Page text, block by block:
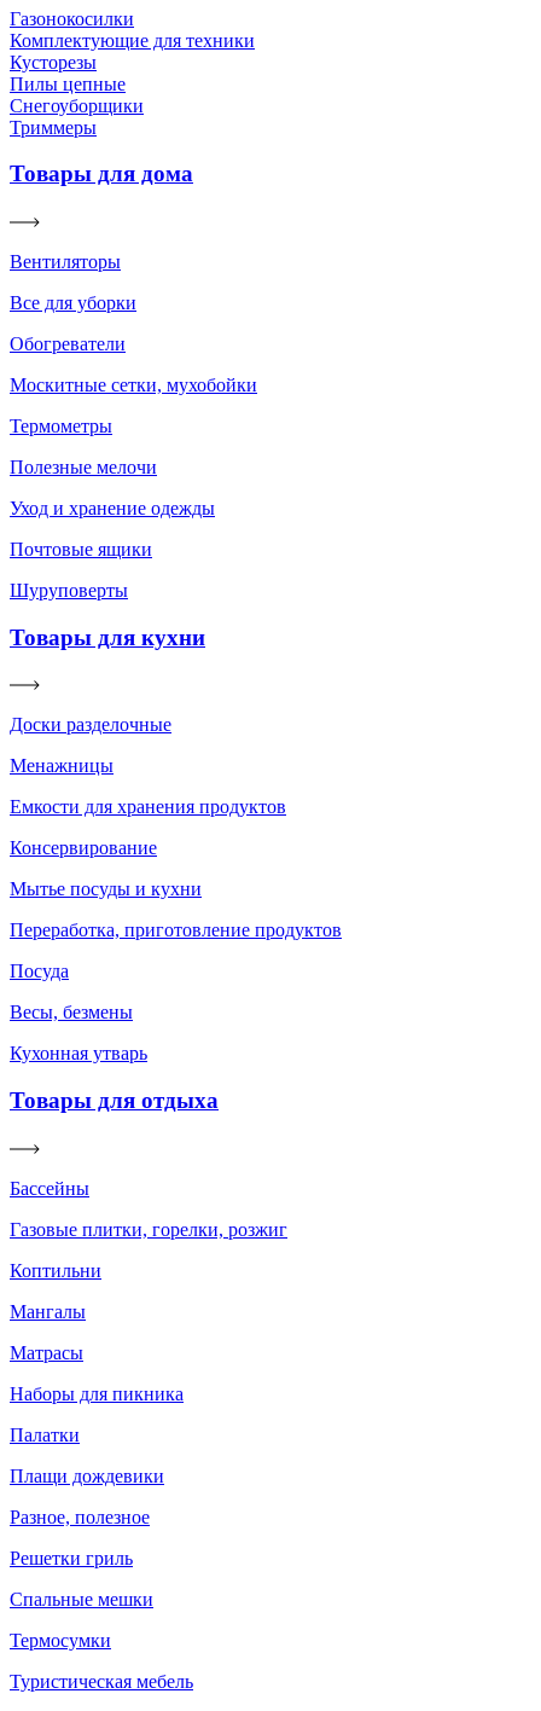
Газонокосилки
Комплектующие для техники
Кусторезы
Пилы цепные
Снегоуборщики
Триммеры
Товары для дома
Вентиляторы
Все для уборки
Обогреватели
Москитные сетки, мухобойки
Термометры
Полезные мелочи
Уход и хранение одежды
Почтовые ящики
Шуруповерты
Товары для кухни
Доски разделочные
Менажницы
Емкости для хранения продуктов
Консервирование
Мытье посуды и кухни
Переработка, приготовление продуктов
Посуда
Весы, безмены
Кухонная утварь
Товары для отдыха
Бассейны
Газовые плитки, горелки, розжиг
Коптильни
Мангалы
Матрасы
Наборы для пикника
Палатки
Плащи дождевики
Разное, полезное
Решетки гриль
Спальные мешки
Термосумки
Туристическая мебель